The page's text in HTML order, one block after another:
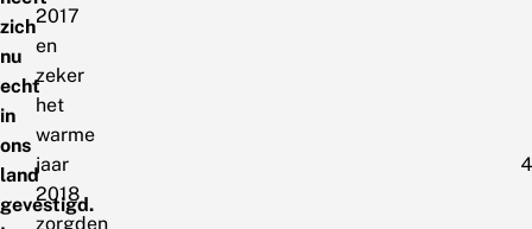
zich
nu
echt
in
ons
land
gevestigd.
2017
en
zeker
het
warme
jaar
2018
zorgden